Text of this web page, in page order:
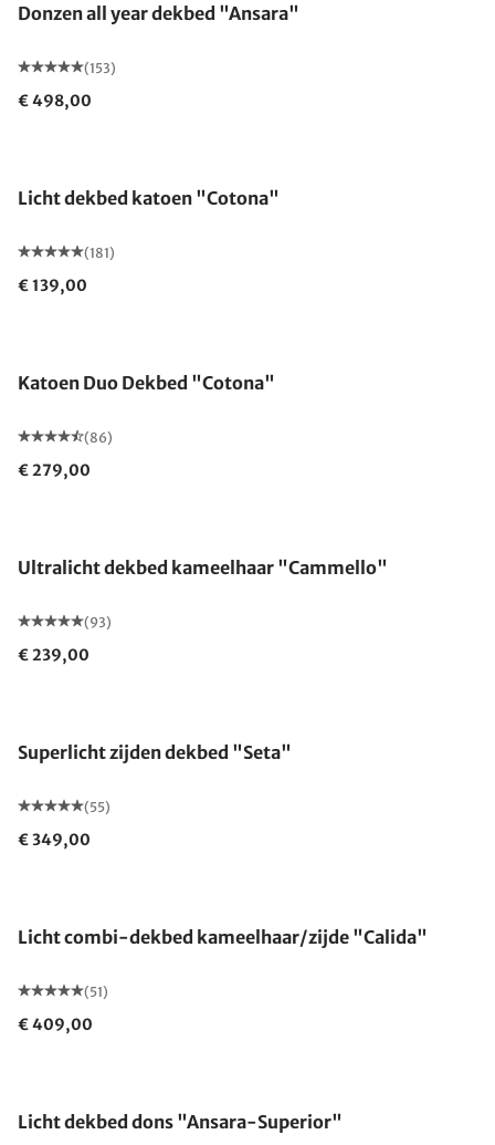
Donzen all year dekbed "Ansara"
(153)
€ 498,00
Licht dekbed katoen "Cotona"
(181)
€ 139,00
Katoen Duo Dekbed "Cotona"
(86)
€ 279,00
Ultralicht dekbed kameelhaar "Cammello"
(93)
€ 239,00
Superlicht zijden dekbed "Seta"
(55)
€ 349,00
Licht combi-dekbed kameelhaar/zijde "Calida"
(51)
€ 409,00
Licht dekbed dons "Ansara-Superior"